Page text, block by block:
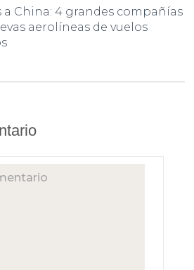
a China: 4 grandes compañías
aerolíneas de vuelos